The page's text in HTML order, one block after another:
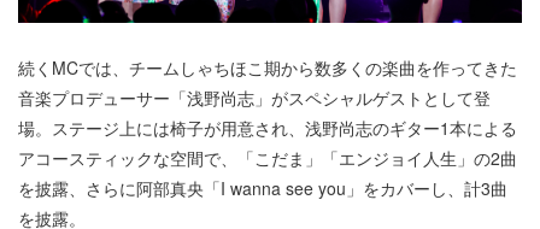
続くMCでは、チームしゃちほこ期から数多くの楽曲を作ってきた
音楽プロデューサー「浅野尚志」がスペシャルゲストとして登
場。ステージ上には椅子が用意され、浅野尚志のギター1本による
アコースティックな空間で、「こだま」「エンジョイ人生」の2曲
を披露、さらに阿部真央「I wanna see you」をカバーし、計3曲
を披露。